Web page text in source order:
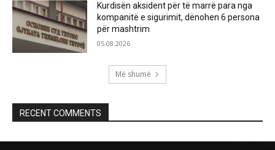
Kurdisën aksident për të marrë para nga
kompanitë e sigurimit, dënohen 6 persona
për mashtrim
05.08.2026
Më shumë
RECENT COMMENTS